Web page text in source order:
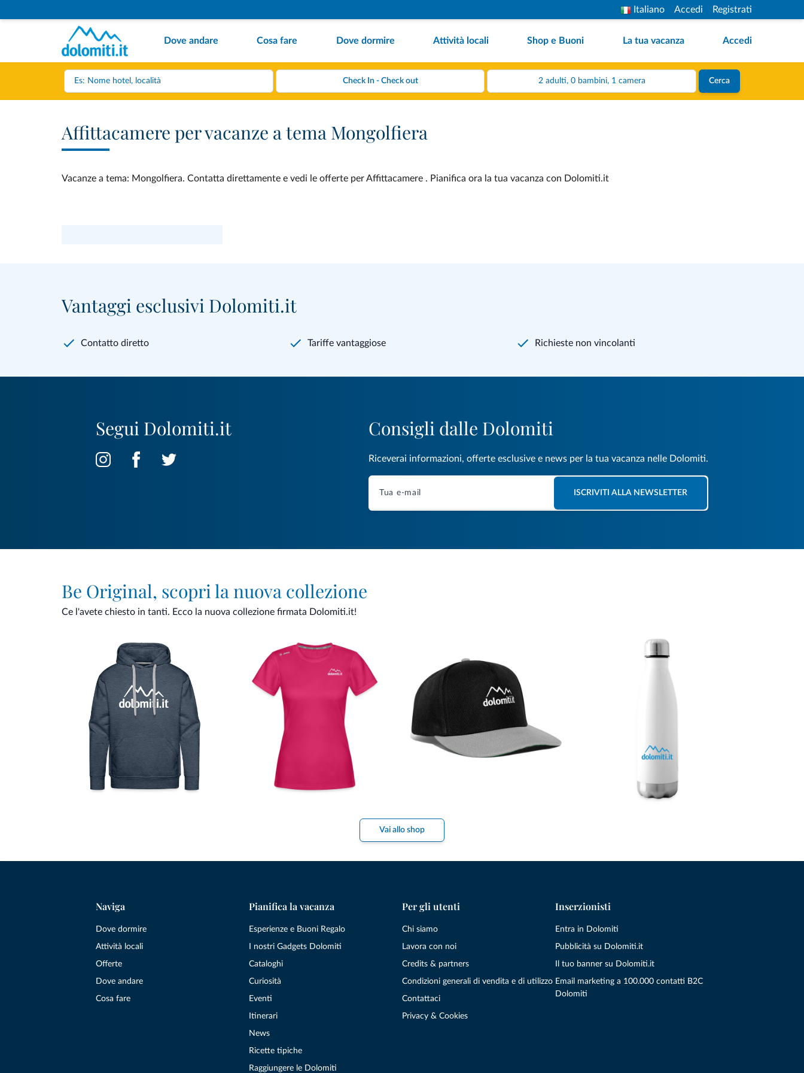
Italiano Accedi Registrati
Dove andare Cosa fare Dove dormire Attività locali Shop e Buoni La tua vacanza Accedi
2 adulti, 0 bambini, 1 camera Cerca
Affittacamere per vacanze a tema Mongolfiera
Vacanze a tema: Mongolfiera. Contatta direttamente e vedi le offerte per Affittacamere . Pianifica ora la tua vacanza con Dolomiti.it
Vantaggi esclusivi Dolomiti.it
Contatto diretto Tariffe vantaggiose Richieste non vincolanti
Segui Dolomiti.it Consigli dalle Dolomiti
Riceverai informazioni, offerte esclusive e news per la tua vacanza nelle Dolomiti.
ISCRIVITI ALLA NEWSLETTER
Be Original, scopri la nuova collezione
Ce l'avete chiesto in tanti. Ecco la nuova collezione firmata Dolomiti.it!
Vai allo shop
Naviga
Dove dormire
Attività locali
Offerte
Dove andare
Cosa fare
Pianifica la vacanza
Esperienze e Buoni Regalo
I nostri Gadgets Dolomiti
Cataloghi
Curiosità
Eventi
Itinerari
News
Ricette tipiche
Raggiungere le Dolomiti
Per gli utenti
Chi siamo
Lavora con noi
Credits & partners
Condizioni generali di vendita e di utilizzo
Contattaci
Privacy & Cookies
Inserzionisti
Entra in Dolomiti
Pubblicità su Dolomiti.it
Il tuo banner su Dolomiti.it
Email marketing a 100.000 contatti B2C
Dolomiti